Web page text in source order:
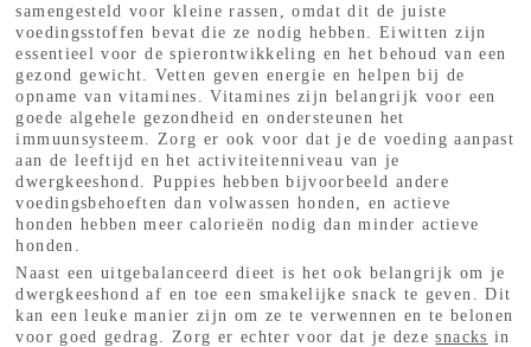
samengesteld voor kleine rassen, omdat dit de juiste
voedingsstoffen bevat die ze nodig hebben. Eiwitten zijn
essentieel voor de spierontwikkeling en het behoud van een
gezond gewicht. Vetten geven energie en helpen bij de
opname van vitamines. Vitamines zijn belangrijk voor een
goede algehele gezondheid en ondersteunen het
immuunsysteem. Zorg er ook voor dat je de voeding aanpast
aan de leeftijd en het activiteitenniveau van je
dwergkeeshond. Puppies hebben bijvoorbeeld andere
voedingsbehoeften dan volwassen honden, en actieve
honden hebben meer calorieën nodig dan minder actieve
honden.
Naast een uitgebalanceerd dieet is het ook belangrijk om je
dwergkeeshond af en toe een smakelijke snack te geven. Dit
kan een leuke manier zijn om ze te verwennen en te belonen
voor goed gedrag. Zorg er echter voor dat je dezesnacks in